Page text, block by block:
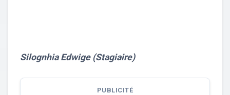
Silognhia Edwige (Stagiaire)
PUBLICITÉ